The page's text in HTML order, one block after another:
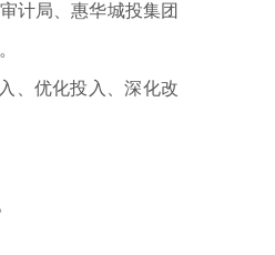
计局、惠华城投集团
、优化投入、深化改